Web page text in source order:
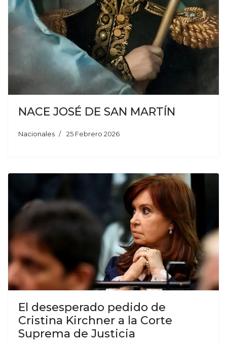
NACE JOSÉ DE SAN MARTÍN
Nacionales 25 Febrero 2026
El desesperado pedido de
Cristina Kirchner a la Corte
Suprema de Justicia